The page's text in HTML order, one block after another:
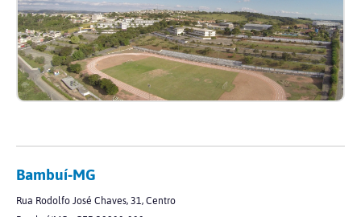
Bambuí-MG
Rua Rodolfo José Chaves, 31, Centro